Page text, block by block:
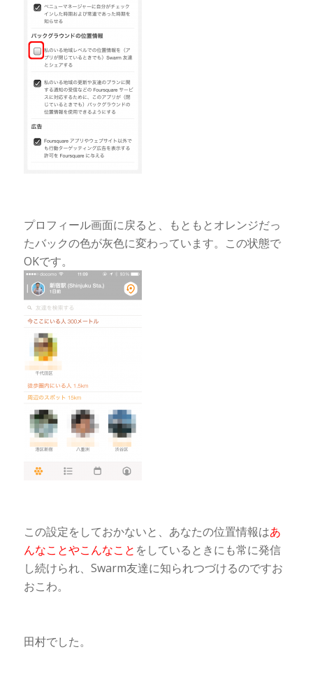
プロフィール画面に戻ると、もともとオレンジだっ
たバックの色が灰色に変わっています。この状態で
OKです。
この設定をしておかないと、あなたの位置情報はあ
んなことやこんなこと をしているときにも常に発信
し続けられ、Swarm友達に知られつづけるのですお
おこわ。
田村でした。